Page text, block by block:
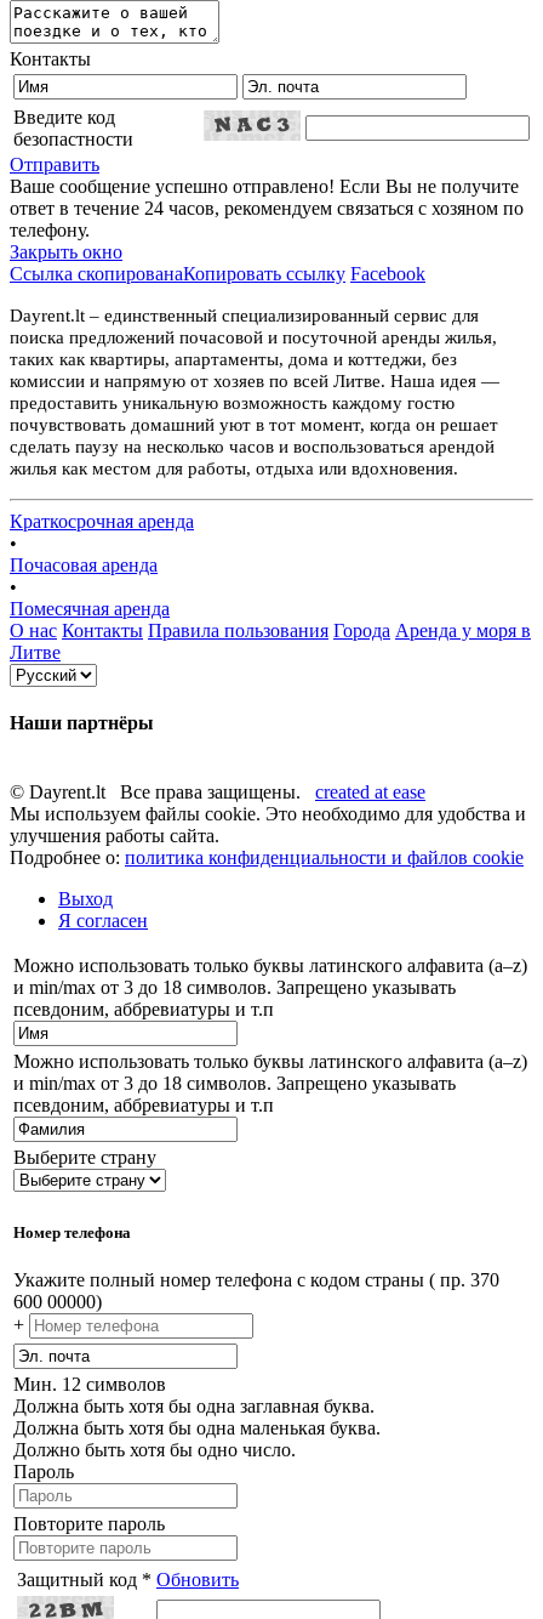
Контакты
Введите код
безопастности
Отправить
Ваше сообщение успешно отправлено! Если Вы не получите
ответ в течение 24 часов, рекомендуем связаться с хозяном по
телефону.
Закрыть окно
Ссылка скопированаКопировать ссылку Facebook
Dayrent.lt – единственный специализированный сервис для
поиска предложений почасовой и посуточной аренды жилья,
таких как квартиры, апартаменты, дома и коттеджи, без
комиссии и напрямую от хозяев по всей Литве. Наша идея —
предоставить уникальную возможность каждому гостю
почувствовать домашний уют в тот момент, когда он решает
сделать паузу на несколько часов и воспользоваться арендой
жилья как местом для работы, отдыха или вдохновения.
Краткосрочная аренда
•
Почасовая аренда
•
Помесячная аренда
О нас Контакты Правила пользования Города Аренда у моря в
Литве
Наши партнёры
© Dayrent.lt Все права защищены. created at ease
Мы используем файлы cookie. Это необходимо для удобства и
улучшения работы сайта.
Подробнее о: политика конфиденциальности и файлов cookie
Выход
Я согласен
Можно использовать только буквы латинского алфавита (a–z)
и min/max от 3 до 18 символов. Запрещено указывать
псевдоним, аббревиатуры и т.п
Можно использовать только буквы латинского алфавита (a–z)
и min/max от 3 до 18 символов. Запрещено указывать
псевдоним, аббревиатуры и т.п
Выберите страну
Номер телефона
Укажите полный номер телефона с кодом страны ( пр. 370
600 00000)
+
Мин. 12 символов
Должна быть хотя бы одна заглавная буква.
Должна быть хотя бы одна маленькая буква.
Должно быть хотя бы одно число.
Пароль
Повторите пароль
Защитный код * Обновить